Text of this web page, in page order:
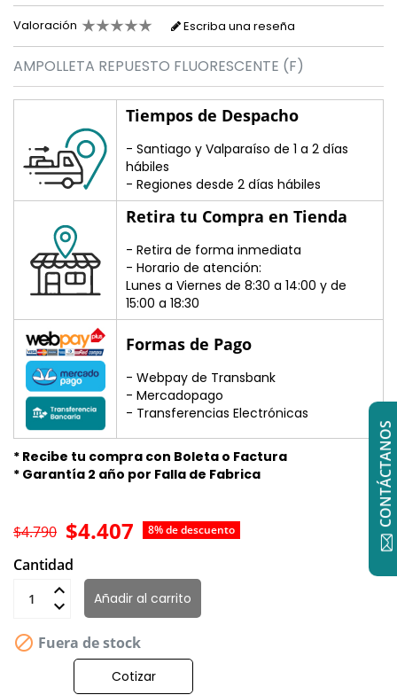
Valoración Escriba una reseña
AMPOLLETA REPUESTO FLUORESCENTE (F)
Tiempos de Despacho
- Santiago y Valparaíso de 1 a 2 días
hábiles
- Regiones desde 2 días hábiles
Retira tu Compra en Tienda
- Retira de forma inmediata
- Horario de atención:
Lunes a Viernes de 8:30 a 14:00 y de
15:00 a 18:30
Formas de Pago
- Webpay de Transbank
- Mercadopago
- Transferencias Electrónicas
* Recibe tu compra con Boleta o Factura
* Garantía 2 año por Falla de Fabrica
$4.407 8% de descuento
$4.790
Cantidad
Añadir al carrito
 Fuera de stock
Cotizar
CONTÁCTANOS